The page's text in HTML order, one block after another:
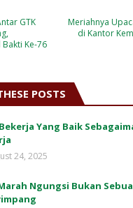
Meriahnya
di Kantor
GTK
Ke-76
POSTS
Yang Baik
24, 2025
Ngungsi Bukan